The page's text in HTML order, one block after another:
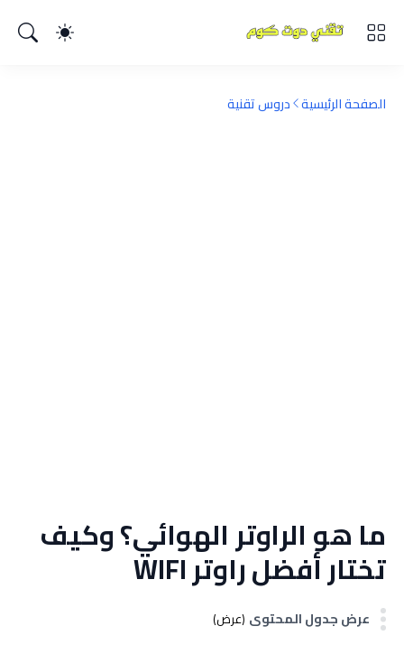
الصفحة الرئيسية دروس تقنية
ما هو الراوتر الهوائي؟ وكيف
تختار أفضل راوتر WIFI
عرض جدول المحتوى (عرض)